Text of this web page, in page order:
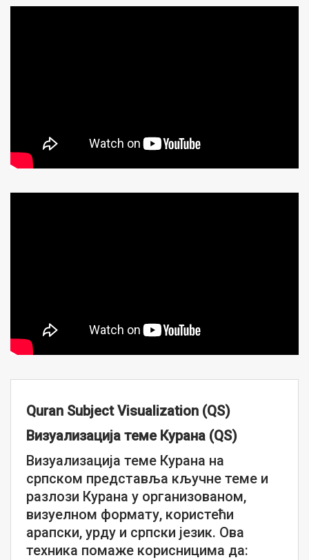
Quran Subject Visualization (QS)
Визуализација теме Курана (QS)
Визуализација теме Курана на
српском представља кључне теме и
разлози Курана у организованом,
визуелном формату, користећи
арапски, урду и српски језик. Ова
техника помаже корисницима да: